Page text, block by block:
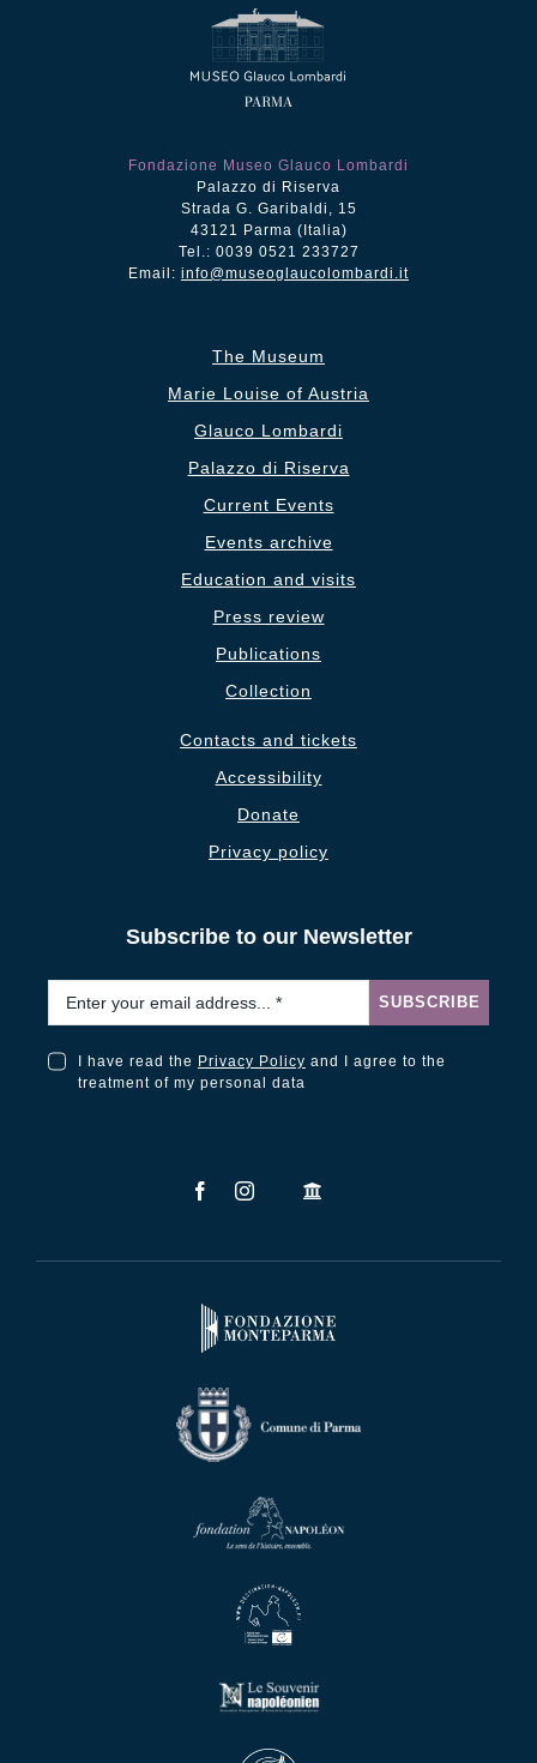
Fondazione Museo Glauco Lombardi
Palazzo di Riserva
Strada G. Garibaldi, 15
43121 Parma (Italia)
Tel.: 0039 0521 233727
Email: info@museoglaucolombardi.it
The Museum
Marie Louise of Austria
Glauco Lombardi
Palazzo di Riserva
Current Events
Events archive
Education and visits
Press review
Publications
Collection
Contacts and tickets
Accessibility
Donate
Privacy policy
Subscribe to our Newsletter
SUBSCRIBE
I have read the Privacy Policy and I agree to the
treatment of my personal data